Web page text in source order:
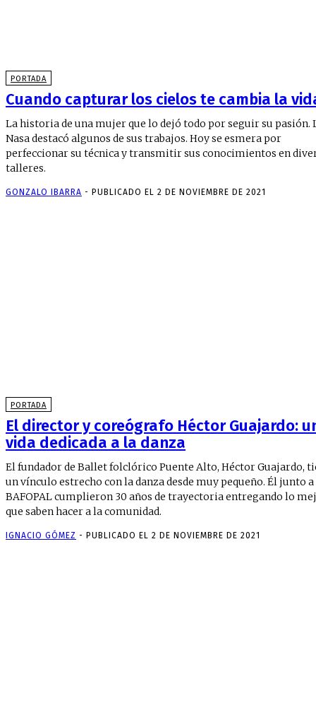
PORTADA
Cuando capturar los cielos te cambia la
La historia de una mujer que lo dejó todo por seguir su pasión.
Nasa destacó algunos de sus trabajos. Hoy se esmera por
perfeccionar su técnica y transmitir sus conocimientos en
talleres.
GONZALO IBARRA - PUBLICADO EL 2 DE NOVIEMBRE DE 2021
PORTADA
El director y coreógrafo Héctor Guajardo:
vida dedicada a la danza
El fundador de Ballet folclórico Puente Alto, Héctor Guajardo,
un vínculo estrecho con la danza desde muy pequeño. Él junto a
BAFOPAL cumplieron 30 años de trayectoria entregando lo
que saben hacer a la comunidad.
IGNACIO GÓMEZ - PUBLICADO EL 2 DE NOVIEMBRE DE 2021